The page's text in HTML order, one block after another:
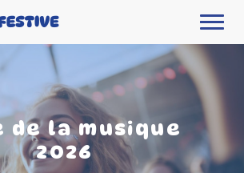
de la musique
2026